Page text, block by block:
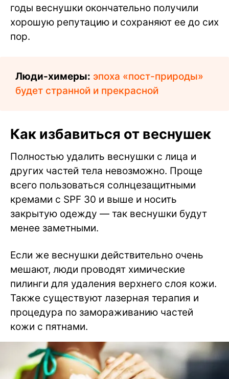
годы веснушки окончательно получили
хорошую репутацию и сохраняют ее до сих
пор.
Люди-химеры: эпоха «пост-природы»
будет странной и прекрасной
Как избавиться от веснушек
Полностью удалить веснушки с лица и
других частей тела невозможно. Проще
всего пользоваться солнцезащитными
кремами с SPF 30 и выше и носить
закрытую одежду — так веснушки будут
менее заметными.
Если же веснушки действительно очень
мешают, люди проводят химические
пилинги для удаления верхнего слоя кожи.
Также существуют лазерная терапия и
процедура по замораживанию частей
кожи с пятнами.